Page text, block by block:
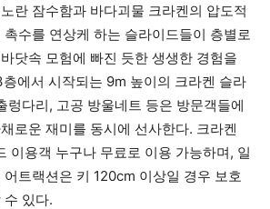
란 잠수함과 바다괴물 크라켄의 압도적
수를 연상케 하는 슬라이드들이 층별로
닷속 모험에 빠진 듯한 생생한 경험을
에서 시작되는 9m 높이의 크라켄 슬라
렁다리, 고공 방울네트 등은 방문객들에
로운 재미를 동시에 선사한다. 크라켄
이용객 누구나 무료로 이용 가능하며, 일
트랙션은 키 120cm 이상일 경우 보호
수 있다.